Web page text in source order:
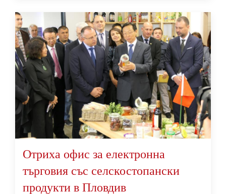
Отриха офис за електронна
търговия със селскостопански
продукти в Пловдив